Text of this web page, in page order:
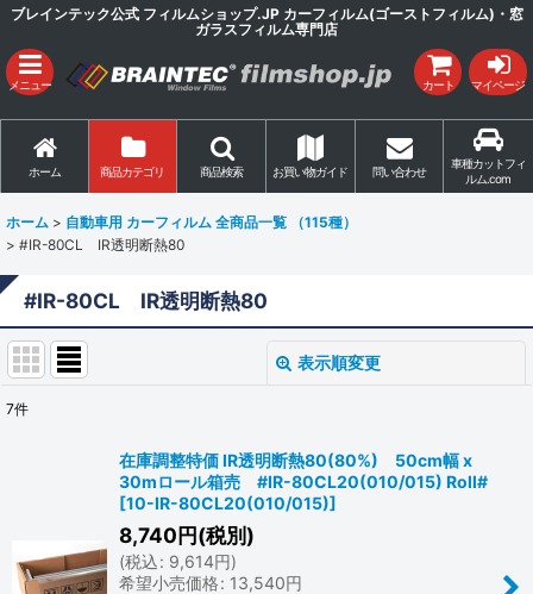
ブレインテック公式 フィルムショップ.JP カーフィルム(ゴーストフィルム)・窓
ガラスフィルム専門店
メニュー カート マイページ
ホーム 商品カテゴリ 商品検索 お買い物ガイド 問い合わせ
車種カットフィ
ルム.com
ホーム > 自動車用 カーフィルム 全商品一覧 （115種）
> #IR-80CL IR透明断熱80
#IR-80CL IR透明断熱80
表示順変更
絞り込む
7件
在庫調整特価 IR透明断熱80(80%) 50cm幅 x
30mロール箱売 #IR-80CL20(010/015) Roll#
[10-IR-80CL20(010/015)]
8,740円(税別)
(税込: 9,614円)
希望小売価格: 13,540円